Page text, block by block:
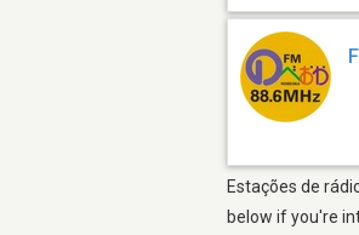
Estações de
below if you're